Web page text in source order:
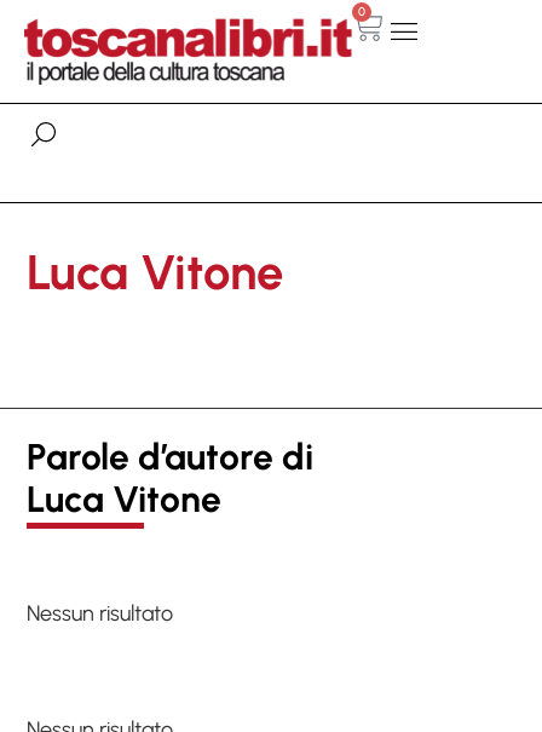
0
Luca Vitone
Parole d’autore di
Luca Vitone
Nessun risultato